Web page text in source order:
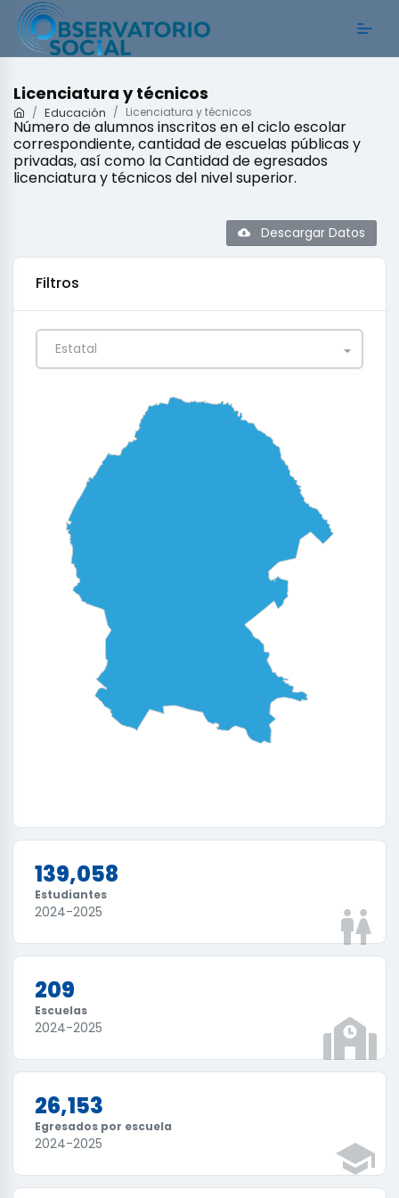
Licenciatura y técnicos
Educación Licenciatura y técnicos
Número de alumnos inscritos en el ciclo escolar
correspondiente, cantidad de escuelas públicas y
privadas, así como la Cantidad de egresados
licenciatura y técnicos del nivel superior.
Descargar Datos
Filtros
Estatal
139,058
Estudiantes
2024-2025
209
Escuelas
2024-2025
26,153
Egresados por escuela
2024-2025